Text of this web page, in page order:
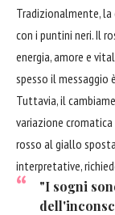
Tradizionalmente,
con i puntini neri. Il
energia, amore e
spesso il
Tuttavia, il
variazione
rosso al giallo
interpretative,
"I sogni